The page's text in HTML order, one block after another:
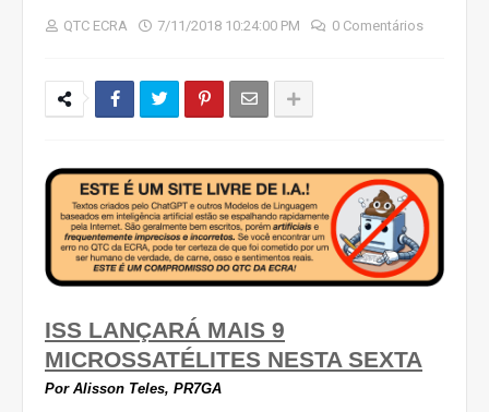
QTC ECRA 7/11/2018 10:24:00 PM 0 Comentários
ISS LANÇARÁ MAIS 9
MICROSSATÉLITES NESTA SEXTA
Por Alisson Teles, PR7GA